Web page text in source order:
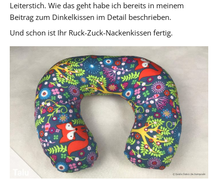
Leiterstich. Wie das geht habe ich bereits in meinem
Beitrag zum Dinkelkissen im Detail beschrieben.
Und schon ist Ihr Ruck-Zuck-Nackenkissen fertig.